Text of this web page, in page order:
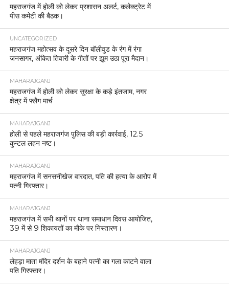
महराजगंज में होली को लेकर प्रशासन अलर्ट, कलेक्ट्रेट में
पीस कमेटी की बैठक।
UNCATEGORIZED
महराजगंज महोत्सव के दूसरे दिन बॉलीवुड के रंग में रंगा
जनसागर, अंकित तिवारी के गीतों पर झूम उठा पूरा मैदान।
MAHARAJGANJ
महराजगंज में होली को लेकर सुरक्षा के कड़े इंतजाम, नगर
क्षेत्र में फ्लैग मार्च
MAHARAJGANJ
होली से पहले महराजगंज पुलिस की बड़ी कार्रवाई, 12.5
कुन्टल लहन नष्ट।
MAHARAJGANJ
महराजगंज में सनसनीखेज वारदात, पति की हत्या के आरोप में
पत्नी गिरफ्तार।
MAHARAJGANJ
महराजगंज में सभी थानों पर थाना समाधान दिवस आयोजित,
39 में से 9 शिकायतों का मौके पर निस्तारण।
MAHARAJGANJ
लेहड़ा माता मंदिर दर्शन के बहाने पत्नी का गला काटने वाला
पति गिरफ्तार।